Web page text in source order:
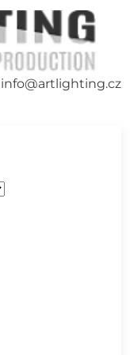
info@artlighting.cz